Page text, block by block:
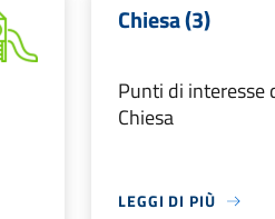
Chiesa (3)
Punti di interesse
Chiesa
LEGGI DI PIÙ